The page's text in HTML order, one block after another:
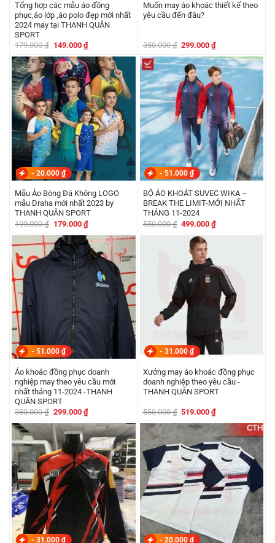
Tổng hợp các mẫu áo đồng
phục,áo lớp ,áo polo đẹp mới nhất
2024 may tại THANH QUÂN
SPORT
179.000₫ Giá
là:
179.000 ₫.
149.000 ₫Giá
hiện
tại
là:
149.000 ₫.
Muốn may áo khoác thiết kế theo
yêu cầu đến đâu?
350.000₫ Giá
là:
350.000 ₫.
299.000₫Giá
tại
là:
299.000 ₫.
- 20.000 ₫
Mẫu Áo Bóng Đá Không LOGO
mẫu Draha mới nhất 2023 by
THANH QUÂN SPORT
199.000₫ Giá
là:
199.000 ₫.
179.000 ₫Giá
hiện
tại
là:
179.000 ₫.
- 51.000 ₫
BỘ ÁO KHOÁT SUVEC WIKA –
BREAK THE LIMIT-MỚI NHẤT
THÁNG 11-2024
550.000₫ Giá
là:
550.000 ₫.
499.000₫Giá
- 51.000 ₫
Áo khoác đồng phục doanh
nghiệp may theo yêu cầu mới
nhất tháng 11-2024 -THANH
QUÂN SPORT
350.000₫ Giá
là:
350.000 ₫.
299.000 ₫Giá
hiện
tại
là:
299.000 ₫.
- 31.000 ₫
Xưởng may áo khoác đồng phục
doanh nghiệp theo yêu cầu -
THANH QUÂN SPORT
550.000₫ Giá
là:
550.000 ₫.
519.000₫Giá
tại
là:
519.000 ₫.
- 31.000 ₫ - 20.000 ₫